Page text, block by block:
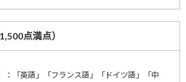
点満点）
：「英語」「フランス語」「ドイツ語」「中